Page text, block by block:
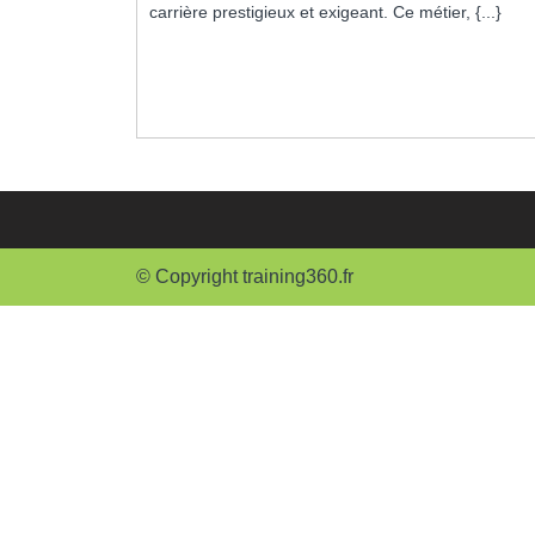
Et
carrière prestigieux et exigeant. Ce métier, {...}
© Copyright training360.fr